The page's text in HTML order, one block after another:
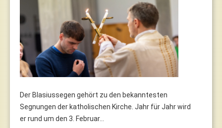
Der Blasiussegen gehört zu den bekanntesten
Segnungen der katholischen Kirche. Jahr für Jahr wird
er rund um den 3. Februar...